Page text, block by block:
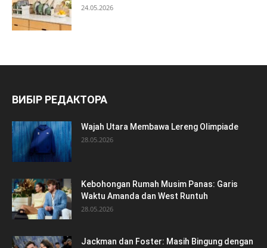
24.05.2026
ВИБІР РЕДАКТОРА
Wajah Utara Membawa Lereng Olimpiade
28.05.2026
Kebohongan Rumah Musim Panas: Garis
Waktu Amanda dan West Runtuh
28.05.2026
Jackman dan Foster: Masih Bingung dengan